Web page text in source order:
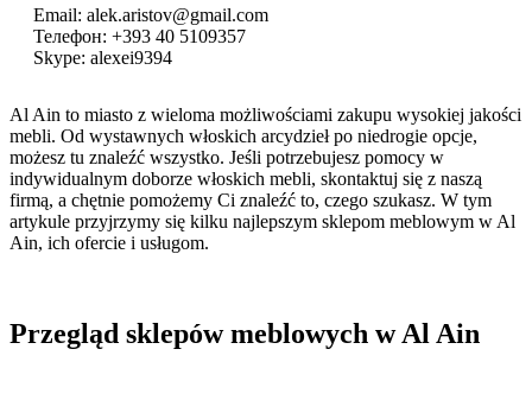
Email: alek.aristov@gmail.com
Телефон: +393 40 5109357
Skype: alexei9394
Al Ain to miasto z wieloma możliwościami zakupu wysokiej jakości
mebli. Od wystawnych włoskich arcydzieł po niedrogie opcje,
możesz tu znaleźć wszystko. Jeśli potrzebujesz pomocy w
indywidualnym doborze włoskich mebli, skontaktuj się z naszą
firmą, a chętnie pomożemy Ci znaleźć to, czego szukasz. W tym
artykule przyjrzymy się kilku najlepszym sklepom meblowym w Al
Ain, ich ofercie i usługom.
Przegląd sklepów meblowych w Al Ain